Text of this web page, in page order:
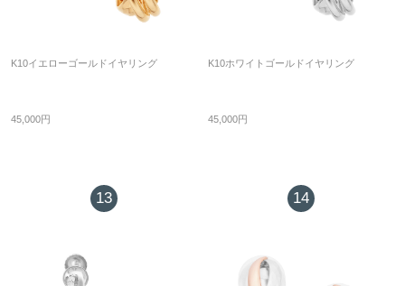
K10イエローゴールドイヤリング
45,000円
K10ホワイトゴールドイヤリング
45,000円
13 14